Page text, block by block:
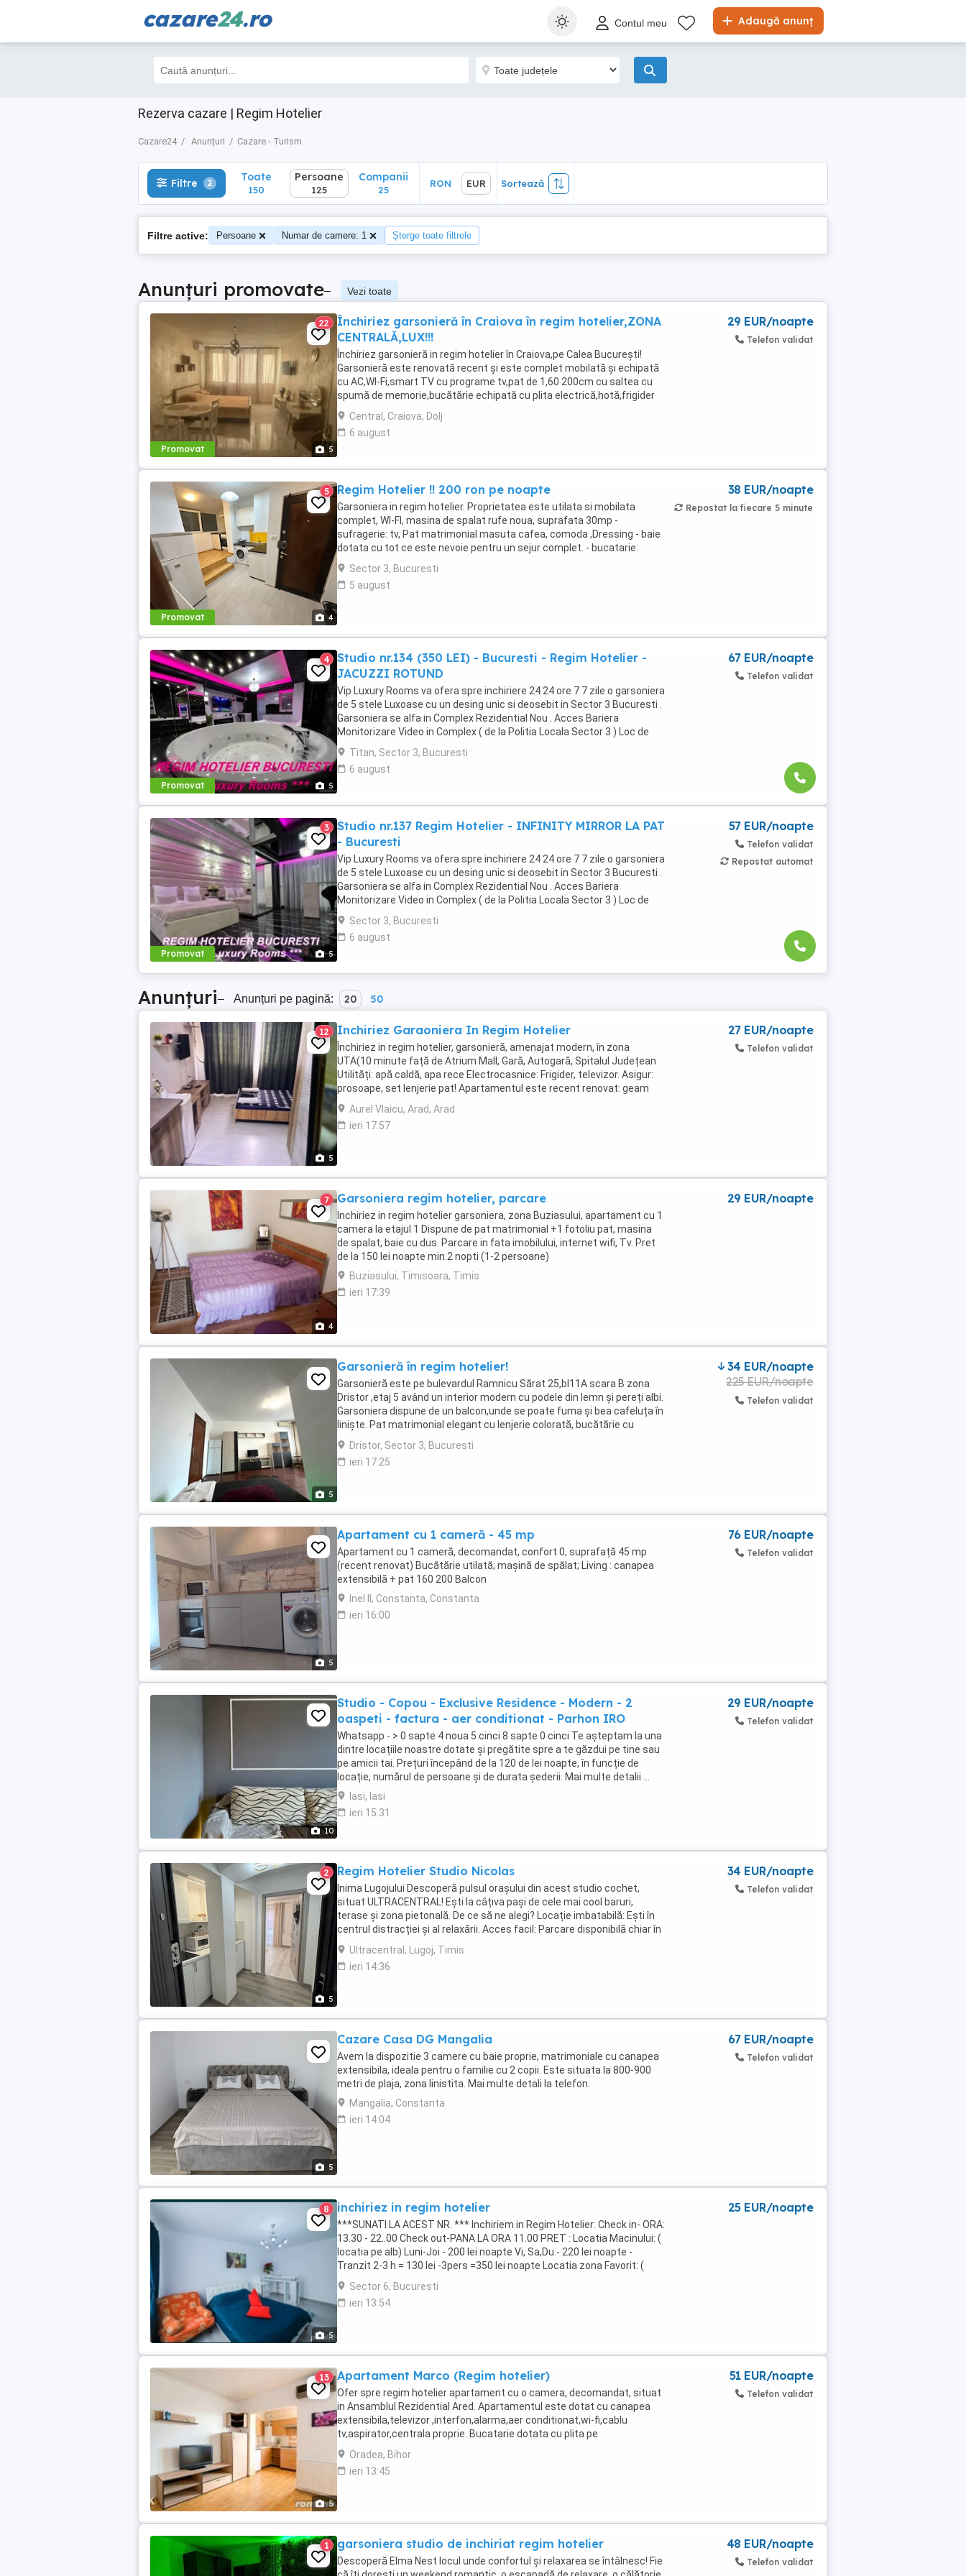
cazare24.ro Adaugă anunț
Contul meu
Rezerva cazare | Regim Hotelier
Cazare24 Anunțuri Cazare - Turism
Filtre 2 Toate
150
Filtre 2 Toate
150
Persoane
125
Companii
25
RON EUR Sortează
Filtre active: Persoane Numar de camere: 1 Șterge toate filtrele
Anunțuri promovate– Vezi toate
Promovat 5
22
Închiriez garsonieră în Craiova în regim hotelier,ZONA
CENTRALĂ,LUX!!!
Închiriez garsonieră in regim hotelier în Craiova,pe Calea București!
Garsonieră este renovată recent și este complet mobilată și echipată
cu AC,WI-Fi,smart TV cu programe tv,pat de 1,60 200cm cu saltea cu
spumă de memorie,bucătărie echipată cu plita electrică,hotă,frigider
cu congelator,cafetiera,prăjitor ...
Central, Craiova, Dolj
6 august
29 EUR/noapte
Telefon validat
Promovat 4
5 Regim Hotelier !! 200 ron pe noapte
Garsoniera in regim hotelier. Proprietatea este utilata si mobilata
complet, WI-FI, masina de spalat rufe noua, suprafata 30mp -
sufragerie: tv, Pat matrimonial masuta cafea, comoda ,Dressing - baie
dotata cu tot ce este nevoie pentru un sejur complet. - bucatarie:
cuptor, plita,masina de spalat rufe, ...
Sector 3, Bucuresti
5 august
38 EUR/noapte
Repostat la fiecare 5 minute
Promovat 5
4
Studio nr.134 (350 LEI) - Bucuresti - Regim Hotelier -
JACUZZI ROTUND
Vip Luxury Rooms va ofera spre inchiriere 24 24 ore 7 7 zile o garsoniera
de 5 stele Luxoase cu un desing unic si deosebit in Sector 3 Bucuresti .
Garsoniera se alfa in Complex Rezidential Nou . Acces Bariera
Monitorizare Video in Complex ( de la Politia Locala Sector 3 ) Loc de
parcare PRIVAT in complex ...
Titan, Sector 3, Bucuresti
6 august
67 EUR/noapte
Telefon validat
Promovat 5
3
Studio nr.137 Regim Hotelier - INFINITY MIRROR LA PAT
- Bucuresti
Vip Luxury Rooms va ofera spre inchiriere 24 24 ore 7 7 zile o garsoniera
de 5 stele Luxoase cu un desing unic si deosebit in Sector 3 Bucuresti .
Garsoniera se alfa in Complex Rezidential Nou . Acces Bariera
Monitorizare Video in Complex ( de la Politia Locala Sector 3 ) Loc de
parcare PRIVAT in complex ...
Sector 3, Bucuresti
6 august
57 EUR/noapte
Telefon validat
Repostat automat
Anunțuri– Anunțuri pe pagină: 20 50
5
12 Inchiriez Garaoniera In Regim Hotelier
Închiriez in regim hotelier, garsonieră, amenajat modern, în zona
UTA(10 minute față de Atrium Mall, Gară, Autogară, Spitalul Județean
Utilități: apă caldă, apa rece Electrocasnice: Frigider, televizor. Asigur:
prosoape, set lenjerie pat! Apartamentul este recent renovat: geam
termopan, usă metalică, ...
Aurel Vlaicu, Arad, Arad
ieri 17:57
27 EUR/noapte
Telefon validat
4
7 Garsoniera regim hotelier, parcare
Inchiriez in regim hotelier garsoniera, zona Buziasului, apartament cu 1
camera la etajul 1 Dispune de pat matrimonial +1 fotoliu pat, masina
de spalat, baie cu dus. Parcare in fata imobilului, internet wifi, Tv. Pret
de la 150 lei noapte min.2 nopti (1-2 persoane)
Buziasului, Timisoara, Timis
ieri 17:39
29 EUR/noapte
5
Garsonieră în regim hotelier!
Garsonieră este pe bulevardul Ramnicu Sărat 25,bl11A scara B zona
Dristor ,etaj 5 având un interior modern cu podele din lemn și pereți albi.
Garsoniera dispune de un balcon,unde se poate fuma și bea cafeluța în
liniște. Pat matrimonial elegant cu lenjerie colorată, bucătărie cu
cuptor microunde,mașina ...
Dristor, Sector 3, Bucuresti
ieri 17:25
34 EUR/noapte
225 EUR/noapte
Telefon validat
5
Apartament cu 1 cameră - 45 mp
Apartament cu 1 cameră, decomandat, confort 0, suprafață 45 mp
(recent renovat) Bucătărie utilată; mașină de spălat; Living : canapea
extensibilă + pat 160 200 Balcon
Inel II, Constanta, Constanta
ieri 16:00
76 EUR/noapte
Telefon validat
10
Studio - Copou - Exclusive Residence - Modern - 2
oaspeti - factura - aer conditionat - Parhon IRO
Whatsapp - > 0 sapte 4 noua 5 cinci 8 sapte 0 cinci Te așteptam la una
dintre locațiile noastre dotate și pregătite spre a te găzdui pe tine sau
pe amicii tai. Prețuri începând de la 120 de lei noapte, în funcție de
locație, numărul de persoane și de durata șederii. Mai multe detalii ...
Iasi, Iasi
ieri 15:31
29 EUR/noapte
Telefon validat
5
2 Regim Hotelier Studio Nicolas
Inima Lugojului Descoperă pulsul orașului din acest studio cochet,
situat ULTRACENTRAL! Ești la câțiva pași de cele mai cool baruri,
terase și zona pietonală. De ce să ne alegi? Locație imbatabilă: Ești în
centrul distracției și al relaxării. Acces facil: Parcare disponibilă chiar în
stradă. ...
Ultracentral, Lugoj, Timis
ieri 14:36
34 EUR/noapte
Telefon validat
5
Cazare Casa DG Mangalia
Avem la dispozitie 3 camere cu baie proprie, matrimoniale cu canapea
extensibila, ideala pentru o familie cu 2 copii. Este situata la 800-900
metri de plaja, zona linistita. Mai multe detali la telefon.
Mangalia, Constanta
ieri 14:04
67 EUR/noapte
Telefon validat
5
8 inchiriez in regim hotelier
***SUNATI LA ACEST NR. *** Inchiriem in Regim Hotelier: Check in- ORA:
13.30 - 22..00 Check out-PANA LA ORA 11.00 PRET : Locatia Macinului: (
locatia pe alb) Luni-Joi - 200 lei noapte Vi, Sa,Du.- 220 lei noapte -
Tranzit 2-3 h = 130 lei -3pers =350 lei noapte Locatia zona Favorit: (
locata bej cu ...
Sector 6, Bucuresti
ieri 13:54
25 EUR/noapte
5
13 Apartament Marco (Regim hotelier)
Ofer spre regim hotelier apartament cu o camera, decomandat, situat
in Ansamblul Rezidential Ared. Apartamentul este dotat cu canapea
extensibila,televizor ,interfon,alarma,aer conditionat,wi-fi,cablu
tv,aspirator,centrala proprie. Bucatarie dotata cu plita pe
gaz,hota,cuptor microunde,frigider si utilata ...
Oradea, Bihor
ieri 13:45
51 EUR/noapte
Telefon validat
1 garsoniera studio de inchiriat regim hotelier
Descoperă Elma Nest locul unde confortul și relaxarea se întâlnesc! Fie
48 EUR/noapte
Telefon validat